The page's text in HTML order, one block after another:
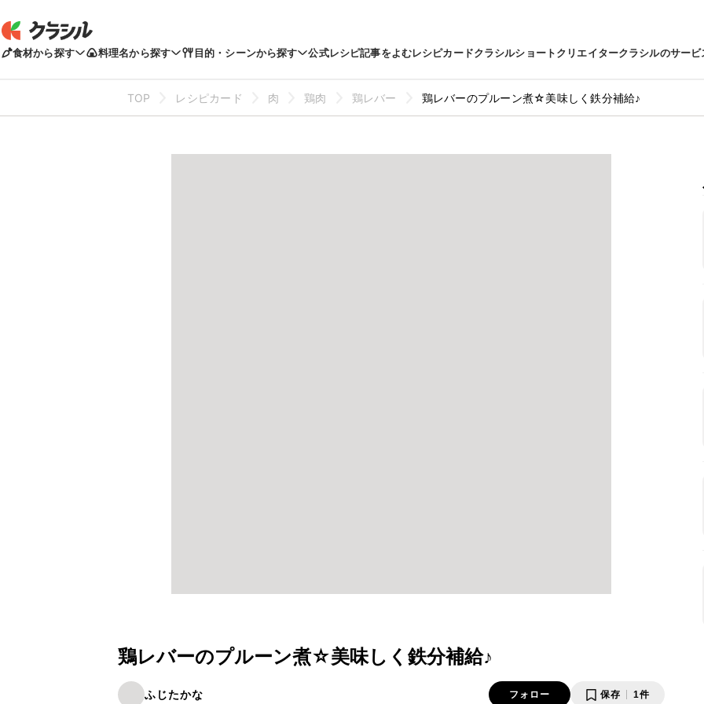
食材から探す 料理名から探す 目的・シーンから探す 公式レシピ記事をよむレシピカードクラシルショートクリエイタークラシルのサービ
TOP レシピカード 肉 鶏肉 鶏レバー 鶏レバーのプルーン煮☆美味しく鉄分補給♪
鶏レバーのプルーン煮☆美味しく鉄分補給♪
ふじたかな フォロー 保存 1件